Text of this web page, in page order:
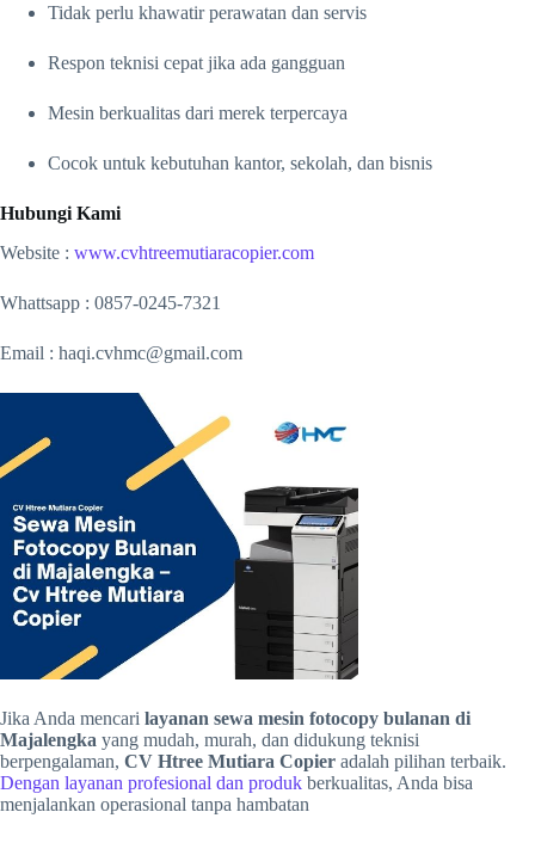
Tidak perlu khawatir perawatan dan servis
Respon teknisi cepat jika ada gangguan
Mesin berkualitas dari merek terpercaya
Cocok untuk kebutuhan kantor, sekolah, dan bisnis
Hubungi Kami
Website : www.cvhtreemutiaracopier.com
Whattsapp : 0857-0245-7321
Email : haqi.cvhmc@gmail.com
Jika Anda mencari layanan sewa mesin fotocopy bulanan di
Majalengka yang mudah, murah, dan didukung teknisi
berpengalaman, CV Htree Mutiara Copier adalah pilihan terbaik.
Dengan layanan profesional dan produk berkualitas, Anda bisa
menjalankan operasional tanpa hambatan